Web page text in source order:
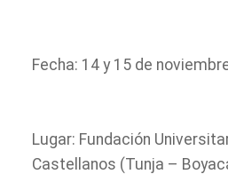
Fecha: 14 y 15 de
Lugar: Fundación
Castellanos (Tunja –